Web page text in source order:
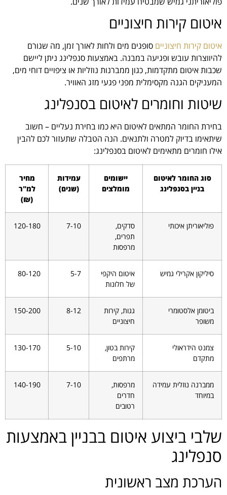
איטום קירות חיצוניים
איטום קירות חיצוניים סופגים מים ולחות לאורך זמן, מה שגורם
להיווצרות עובש ופגיעה במבנה. באמצעות סנפלינג ניתן ליישם
שכבות איטום מתקדמות, כגון ממברנות נוזליות או ציפויים דוחי מים,
המעניקים הגנה מקסימלית מפני פגעי מזג האוויר.
שיטות וחומרים לאיטום בסנפלינג
בחירת החומר המתאים לאיטום היא כמו בחירת נעליים – חשוב
שיתאימו בדיוק למטרה ולתנאים. הנה הטבלה שתעזור לכם להבין
אילו חומרים מתאימים לאיטום בסנפלינג:
סוג החומר לאיטום
בניין בסנפלינג
יישומים
מומלצים
עמידות
(שנים)
מחיר
למ"ר
(₪)
פוליאוריתן איכותי
סדקים,
תפרים,
מרפסות
7-10
120-180
סיליקון אקרילי גמיש
איטום היקפי
של חלונות
5-7
80-120
ביטומן אלסטומרי
משופר
גגות, קירות
חיצוניים
8-12
150-200
צמנט הידראולי
מתקדם
קירות בטון,
מרתפים
5-10
130-170
ממברנה נוזלית עמידה
במיוחד
מרפסות,
חדרים
רטובים
7-10
140-190
שלבי ביצוע איטום בבניין באמצעות
סנפלינג
הערכת מצב ראשונית